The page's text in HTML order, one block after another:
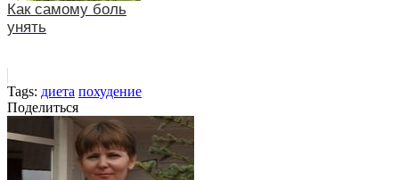
Как самому боль
унять
Tags: диета похудение
Поделиться